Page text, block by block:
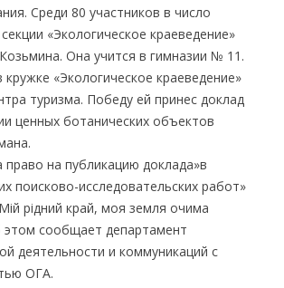
Среди 80 участников в число
«Экологическое краеведение»
Она учится в гимназии № 11.
«Экологическое краеведение»
туризма. Победу ей принес доклад
ценных ботанических объектов
на публикацию доклада»в
поисково-исследовательских работ»
рідний край, моя земля очима
этом сообщает департамент
деятельности и коммуникаций с
ОГА.